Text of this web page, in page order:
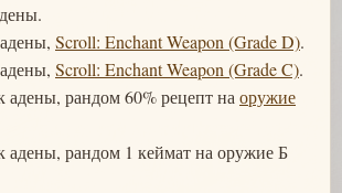
Scroll: Enchant Weapon (Grade D).
Scroll: Enchant Weapon (Grade C).
адены, рандом 60% рецепт на оружие
адены, рандом 1 кеймат на оружие Б